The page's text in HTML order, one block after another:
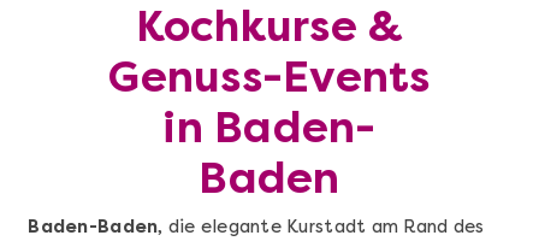
Kochkurse &
Genuss-Events
in Baden-
Baden
Baden-Baden, die elegante Kurstadt am Rand des